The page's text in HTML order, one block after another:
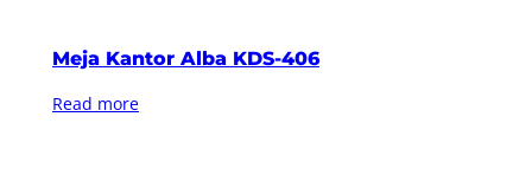
Meja Kantor Alba KDS-406
Read more